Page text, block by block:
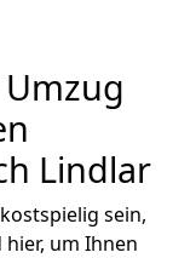
Lindlar
sein,
um Ihnen